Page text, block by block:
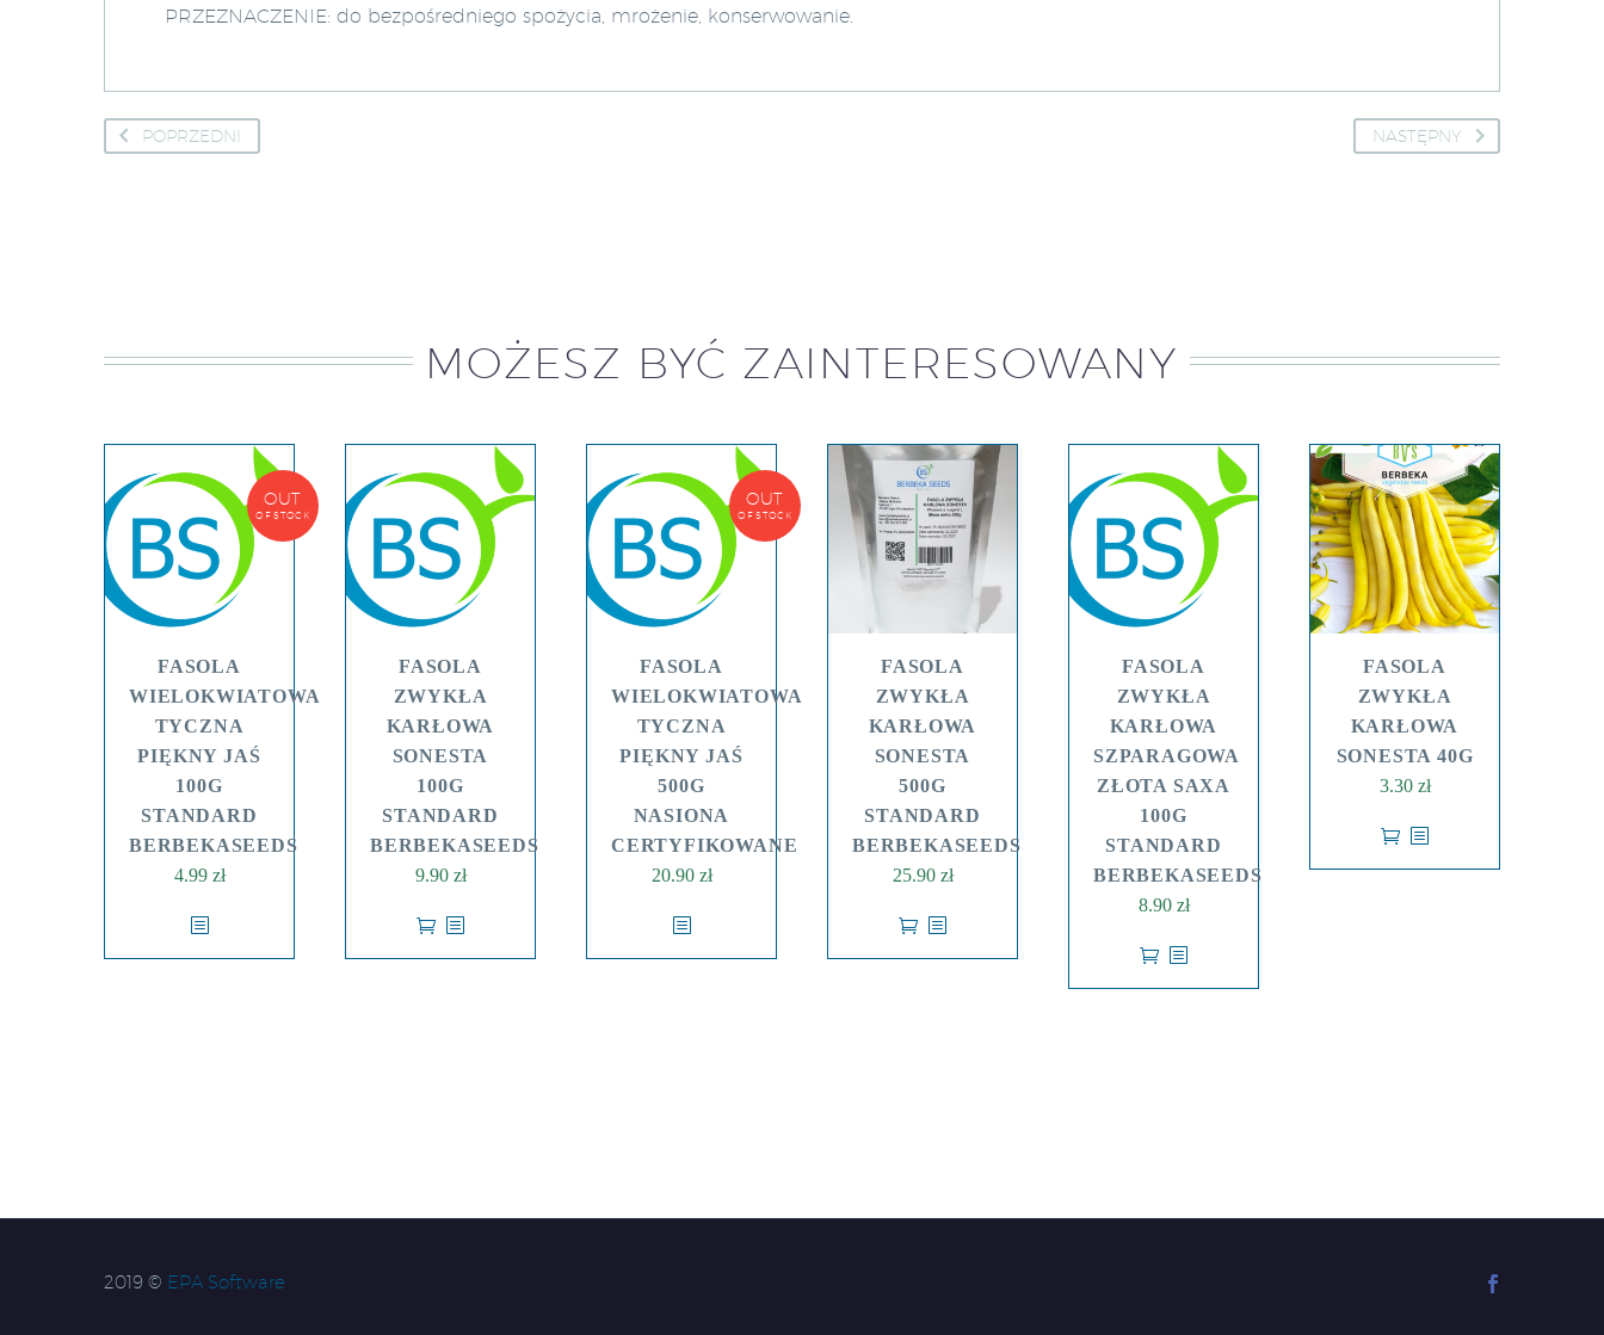
PRZEZNACZENIE: do bezpośredniego spożycia, mrożenie, konserwowanie.
POPRZEDNI NASTĘPNY
MOŻESZ BYĆ ZAINTERESOWANY
OUT
OF STOCK
FASOLA
WIELOKWIATOWA
TYCZNA
PIĘKNY JAŚ
100G
STANDARD
BERBEKASEEDS
4.99 zł
FASOLA
ZWYKŁA
KARŁOWA
SONESTA
100G
STANDARD
BERBEKASEEDS
9.90 zł
OUT
OF STOCK
FASOLA
WIELOKWIATOWA
TYCZNA
PIĘKNY JAŚ
500G
NASIONA
CERTYFIKOWANE
20.90 zł
FASOLA
ZWYKŁA
KARŁOWA
SONESTA
500G
STANDARD
BERBEKASEEDS
25.90 zł
FASOLA
ZWYKŁA
KARŁOWA
SZPARAGOWA
ZŁOTA SAXA
100G
STANDARD
BERBEKASEEDS
8.90 zł
FASOLA
ZWYKŁA
KARŁOWA
SONESTA 40G
3.30 zł
2019 © EPA Software